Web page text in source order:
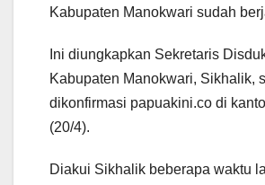
Kabupaten Manokwari sudah
Ini diungkapkan Sekretaris
Kabupaten Manokwari, Sikhalik,
dikonfirmasi papuakini.co di
(20/4).
Diakui Sikhalik beberapa waktu